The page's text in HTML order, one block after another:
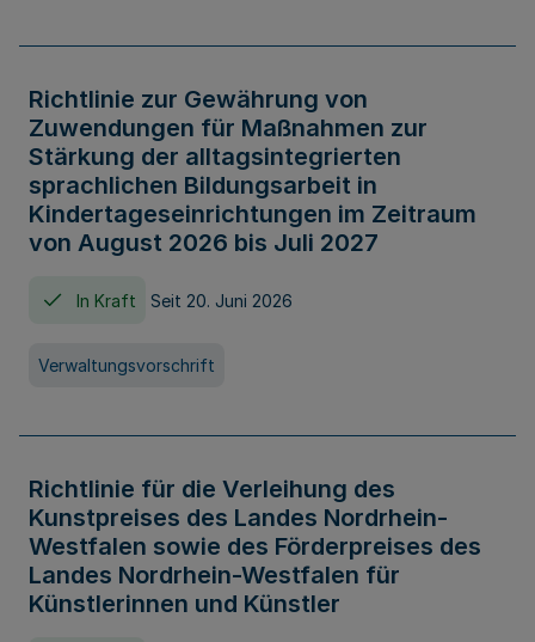
Richtlinie zur Gewährung von
Zuwendungen für Maßnahmen zur
Stärkung der alltagsintegrierten
sprachlichen Bildungsarbeit in
Kindertageseinrichtungen im Zeitraum
von August 2026 bis Juli 2027
In Kraft Seit 20. Juni 2026
Verwaltungsvorschrift
Richtlinie für die Verleihung des
Kunstpreises des Landes Nordrhein-
Westfalen sowie des Förderpreises des
Landes Nordrhein-Westfalen für
Künstlerinnen und Künstler